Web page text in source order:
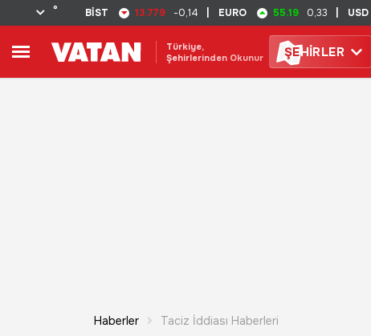
° BİST 13.779 -0,14 EURO 55.19 0,33 USD
Türkiye,
Şehirlerinden Okunur
ŞEHİRLER
Haberler Taciz İddiası Haberleri